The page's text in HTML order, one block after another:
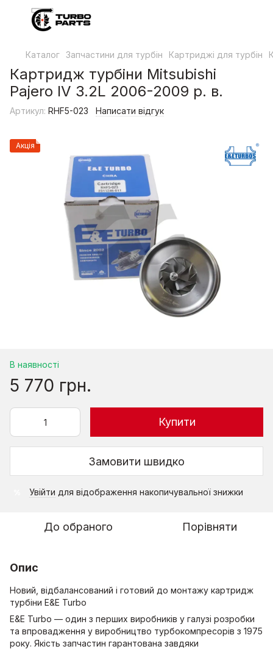
Каталог Запчастини для турбін Картриджі для турбін
Картридж турбіни Mitsubishi
Pajero IV 3.2L 2006-2009 р. в.
Артикул: RHF5-023 Написати відгук
Акція
В наявності
5 770 грн.
Купити
Замовити швидко
Увійти для відображення накопичувальної знижки
До обраного Порівняти
Опис
Новий, відбалансований і готовий до монтажу картридж
турбіни E&E Turbo
E&E Turbo — один з перших виробників у галузі розробки
та впровадження у виробництво турбокомпресорів з 1975
року. Якість запчастин гарантована завдяки